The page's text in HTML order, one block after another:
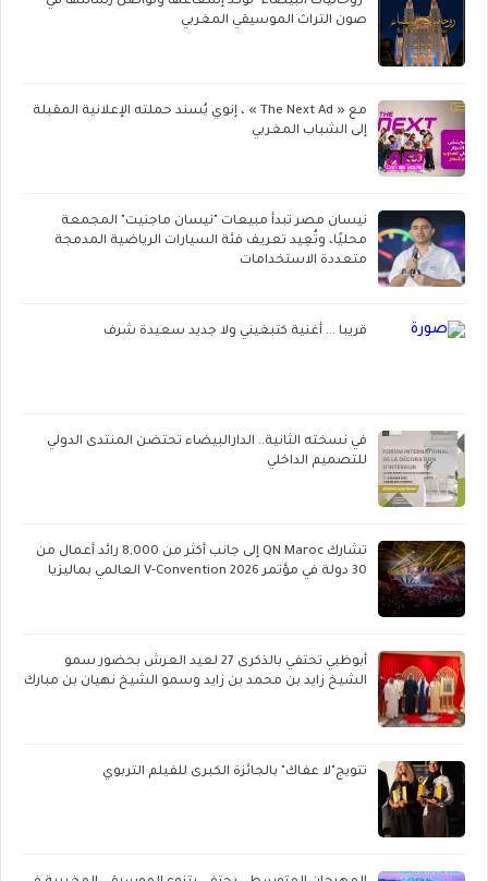
صون التراث الموسيقي المغربي
مع « The Next Ad » ، إنوي يُسند حملته الإعلانية المقبلة
إلى الشباب المغربي
نيسان مصر تبدأ مبيعات "نيسان ماجنيت" المجمعة
محليًا، وتُعِيد تعريف فئة السيارات الرياضية المدمجة
متعددة الاستخدامات
قريبا ... أغنية كتبغيني ولا جديد سعيدة شرف
في نسخته الثانية.. الدارالبيضاء تحتضن المنتدى الدولي
للتصميم الداخلي
تشارك QN Maroc إلى جانب أكثر من 8,000 رائد أعمال من
30 دولة في مؤتمر V-Convention 2026 العالمي بماليزيا
أبوظبي تحتفي بالذكرى 27 لعيد العرش بحضور سمو
الشيخ زايد بن محمد بن زايد وسمو الشيخ نهيان بن مبارك
تتويج"لا عفاك" بالجائزة الكبرى للفيلم التربوي